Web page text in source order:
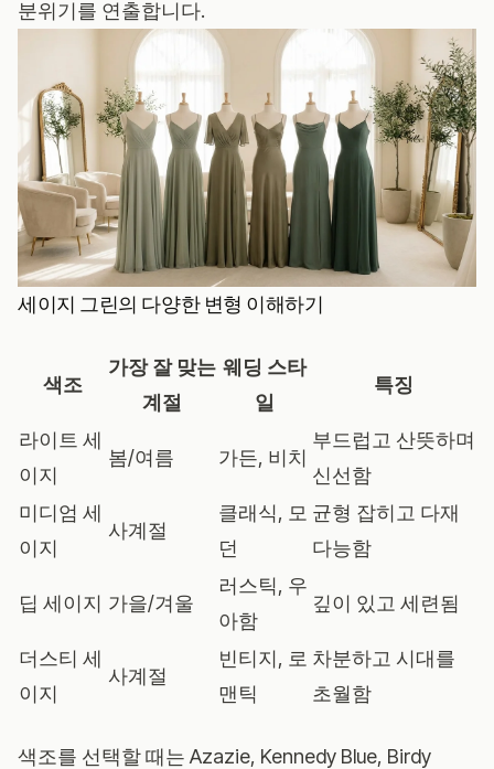
분위기를 연출합니다.
세이지 그린의 다양한 변형 이해하기
색조
가장 잘 맞는
계절
웨딩 스타
일
특징
라이트 세
이지
봄/여름 가든, 비치
부드럽고 산뜻하며
신선함
미디엄 세
이지
사계절
클래식, 모
던
균형 잡히고 다재
다능함
딥 세이지 가을/겨울
러스틱, 우
아함
깊이 있고 세련됨
더스티 세
이지
사계절
빈티지, 로
맨틱
차분하고 시대를
초월함
색조를 선택할 때는 Azazie, Kennedy Blue, Birdy